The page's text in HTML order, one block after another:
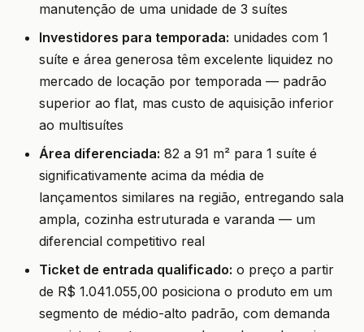
manutenção de uma unidade de 3 suítes
Investidores para temporada: unidades com 1
suíte e área generosa têm excelente liquidez no
mercado de locação por temporada — padrão
superior ao flat, mas custo de aquisição inferior
ao multisuítes
Área diferenciada: 82 a 91 m² para 1 suíte é
significativamente acima da média de
lançamentos similares na região, entregando sala
ampla, cozinha estruturada e varanda — um
diferencial competitivo real
Ticket de entrada qualificado: o preço a partir
de R$ 1.041.055,00 posiciona o produto em um
segmento de médio-alto padrão, com demanda